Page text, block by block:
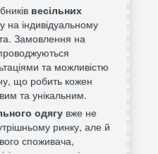
весільних
на індивідуальному
Замовлення на
та можливістю
що робить кожен
та унікальним.
одягу вже не
ринку, але й
споживача,